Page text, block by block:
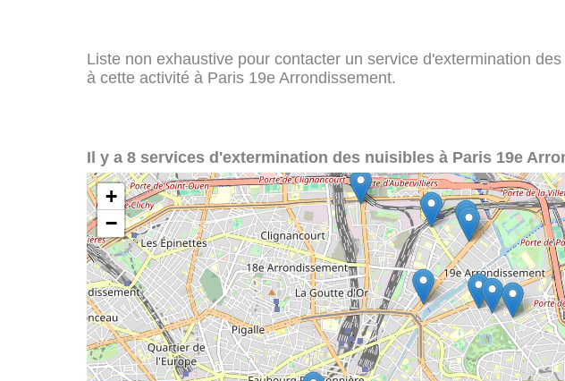
Liste non exhaustive pour contacter un service d'extermination
à cette activité à Paris 19e Arrondissement.
Il y a 8 services d'extermination des nuisibles à Paris 19e
+
−